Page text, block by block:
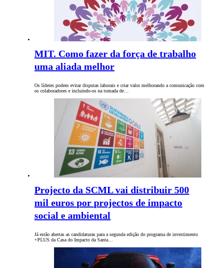
MIT. Como fazer da força de trabalho
uma aliada melhor
Os líderes podem evitar disputas laborais e criar valor melhorando a comunicação com
os colaboradores e incluindo-os na tomada de…
Projecto da SCML vai distribuir 500
mil euros por projectos de impacto
social e ambiental
Já estão abertas as candidaturas para a segunda edição do programa de investimento
+PLUS da Casa do Impacto da Santa…